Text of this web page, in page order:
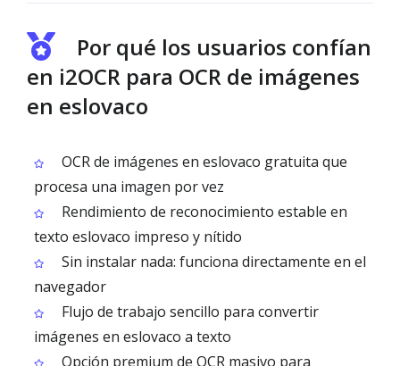
Por qué los usuarios confían
en i2OCR para OCR de imágenes
en eslovaco
OCR de imágenes en eslovaco gratuita que
procesa una imagen por vez
Rendimiento de reconocimiento estable en
texto eslovaco impreso y nítido
Sin instalar nada: funciona directamente en el
navegador
Flujo de trabajo sencillo para convertir
imágenes en eslovaco a texto
Opción premium de OCR masivo para